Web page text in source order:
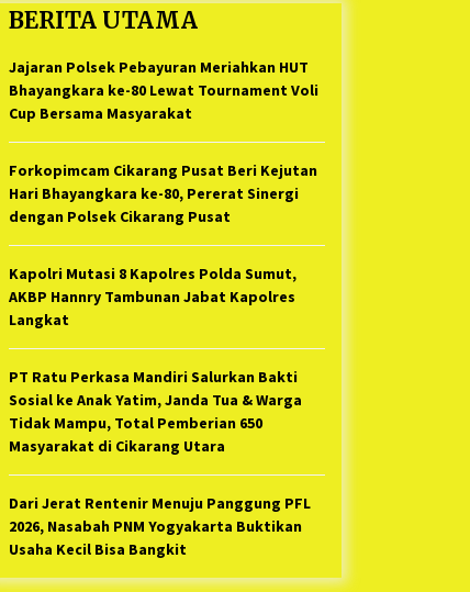
Support Camat Kedungwaringin
Memberikan Logistik Ke Posko
1 tahun ago
Jelang Ramadhan, Kecamatan
Cikarang Pusat Gelar STQ ke-VII
1 tahun ago
BERITA UTAMA
Jajaran Polsek Pebayuran Meriahkan HUT
Bhayangkara ke-80 Lewat Tournament Voli
Cup Bersama Masyarakat
Forkopimcam Cikarang Pusat Beri Kejutan
Hari Bhayangkara ke-80, Pererat Sinergi
dengan Polsek Cikarang Pusat
Kapolri Mutasi 8 Kapolres Polda Sumut,
AKBP Hannry Tambunan Jabat Kapolres
Langkat
PT Ratu Perkasa Mandiri Salurkan Bakti
Sosial ke Anak Yatim, Janda Tua & Warga
Tidak Mampu, Total Pemberian 650
Masyarakat di Cikarang Utara
Dari Jerat Rentenir Menuju Panggung PFL
2026, Nasabah PNM Yogyakarta Buktikan
Usaha Kecil Bisa Bangkit